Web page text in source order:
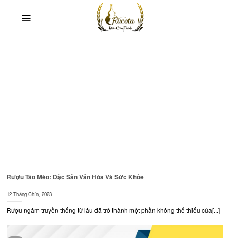
Rượu Táo Mèo: Đặc Sản Văn Hóa Và Sức Khỏe
12 Tháng Chín, 2023
Rượu ngâm truyền thống từ lâu đã trở thành một phần không thể thiếu của[...]